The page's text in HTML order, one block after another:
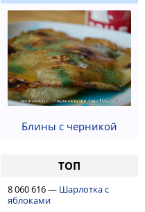
Блины с черникой
ТОП
8 060 616 — Шарлотка с
яблоками